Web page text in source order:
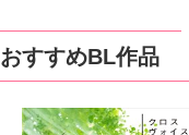
おすすめBL作品